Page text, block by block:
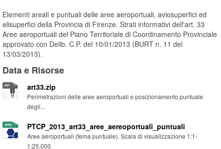
Elementi areali e puntuali delle aree aeroportuali, aviosuperfici ed
elisuperfici della Provincia di Firenze. Strati informativi dell'art. 33
Aree aeroportuali del Piano Territoriale di Coordinamento Provinciale
approvato con Delib. C.P. del 10/01/2013 (BURT n. 11 del
13/03/2013).
Data e Risorse
art33.zip
Perimetrazioni delle aree aeroportuali e posizionamento puntuale
degli...
PTCP_2013_art33_aree_aereoportuali_puntuali
Aree aeroportuali (tema puntuale). Scala di visualizzazione 1:1-
1:25.000